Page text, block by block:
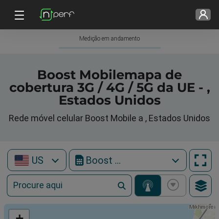
Medição em andamento
Boost Mobilemapa de
cobertura 3G / 4G / 5G da UE - ,
Estados Unidos
Rede móvel celular Boost Mobile a , Estados Unidos
US Boost Mobile